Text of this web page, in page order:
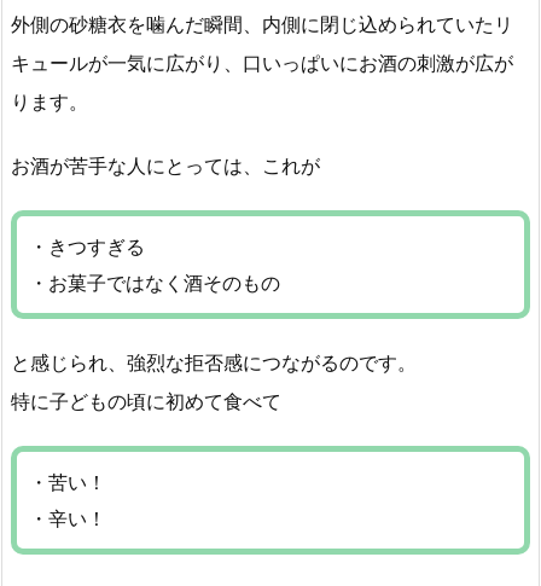
外側の砂糖衣を噛んだ瞬間、内側に閉じ込められていたリ
キュールが一気に広がり、口いっぱいにお酒の刺激が広が
ります。
お酒が苦手な人にとっては、これが
・きつすぎる
・お菓子ではなく酒そのもの
と感じられ、強烈な拒否感につながるのです。
特に子どもの頃に初めて食べて
・苦い！
・辛い！